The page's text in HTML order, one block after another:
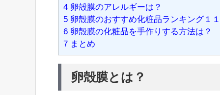
4 卵殻膜のアレルギーは？
5 卵殻膜のおすすめ化粧品ランキング１
6 卵殻膜の化粧品を手作りする方法は？
7 まとめ
卵殻膜とは？